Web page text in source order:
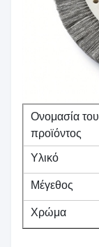
Ονομασία του
προϊόντος
Υλικό
Μέγεθος
Χρώμα